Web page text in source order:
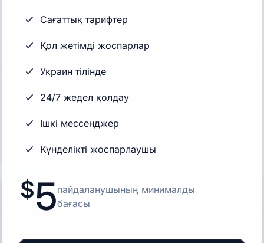
Сағаттық тарифтер
Қол жетімді жоспарлар
Украин тілінде
24/7 жедел қолдау
Ішкі мессенджер
Күнделікті жоспарлаушы
5пайдаланушының минималды
бағасы